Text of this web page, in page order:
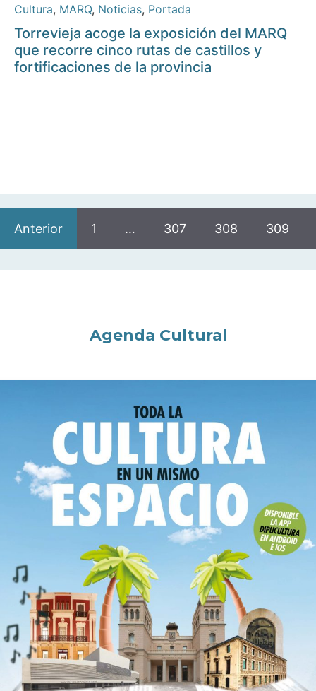
Cultura, MARQ, Noticias, Portada
Torrevieja acoge la exposición del MARQ
que recorre cinco rutas de castillos y
fortificaciones de la provincia
Anterior 1 … 307 308 309
Agenda Cultural